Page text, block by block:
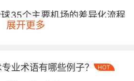
35个主要机场的差异化流程
的生物识别通道到日本成田
your shoes and place
展开更多
业术语有哪些例子？ HOT